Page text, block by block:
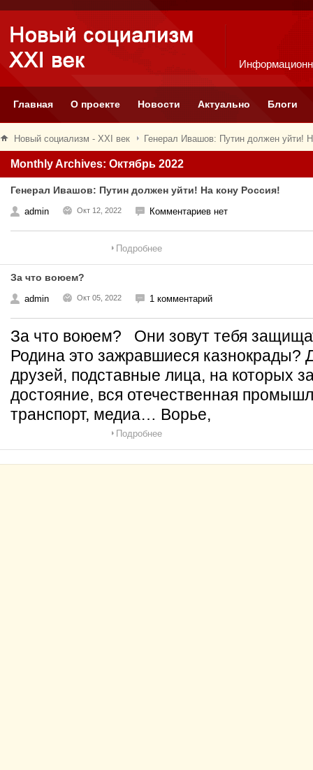
Главная О проекте Новости Актуально Блоги
Новый социализм - XXI век Генерал Ивашов: Путин должен уйти!
Monthly Archives: Октябрь 2022
Генерал Ивашов: Путин должен уйти! На кону Россия!
admin Окт 12, 2022 Комментариев нет
Подробнее
За что воюем?
admin Окт 05, 2022 1 комментарий
За что воюем? Они зовут тебя
Родина это зажравшиеся казнокрады?
друзей, подставные лица, на которых
достояние, вся отечественная
транспорт, медиа… Ворье,
Подробнее